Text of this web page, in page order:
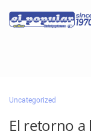
Classifieds
Categorías
Uncategorized
El retorno a